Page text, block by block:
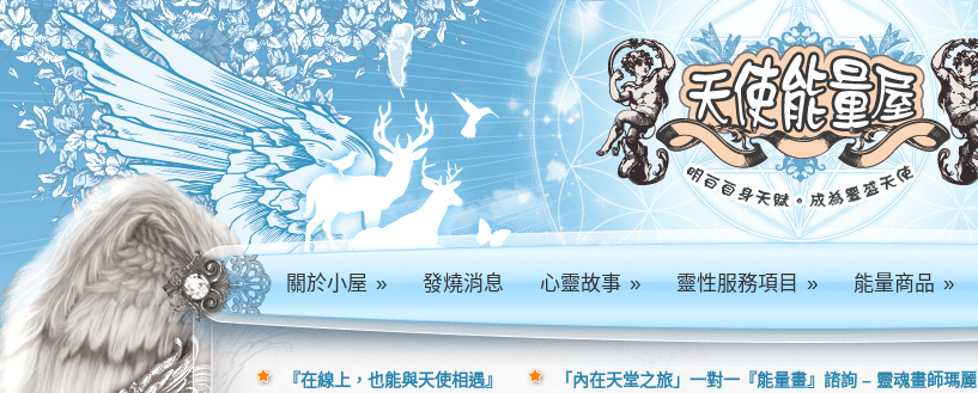
關於小屋» 發燒消息 心靈故事» 靈性服務項目» 能量商品»
『在線上，也能與天使相遇』 「內在天堂之旅」一對一『能量畫』諮詢 – 靈魂畫師瑪麗